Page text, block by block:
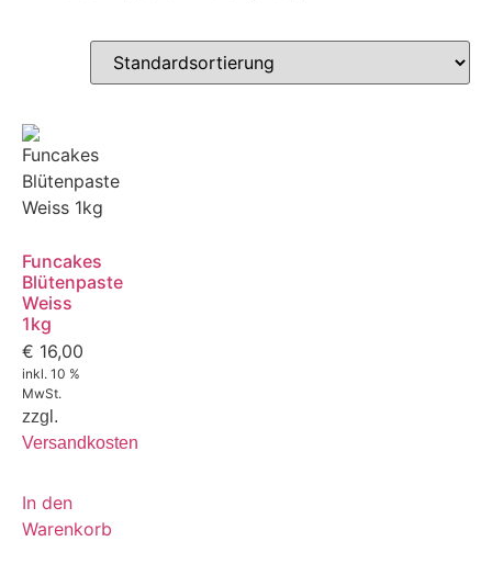
Funcakes
Blütenpaste
Weiss
1kg
€ 16,00
inkl. 10 %
MwSt.
zzgl.
Versandkosten
In den
Warenkorb